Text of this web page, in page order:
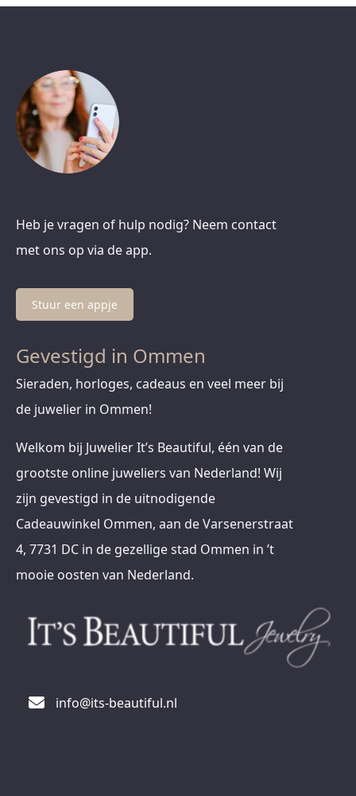
Heb je vragen of hulp nodig? Neem contact
met ons op via de app.
Stuur een appje
Gevestigd in Ommen
Sieraden, horloges, cadeaus en veel meer bij
de juwelier in Ommen!
Welkom bij Juwelier It’s Beautiful, één van de
grootste online juweliers van Nederland! Wij
zijn gevestigd in de uitnodigende
Cadeauwinkel Ommen, aan de Varsenerstraat
4, 7731 DC in de gezellige stad Ommen in ’t
mooie oosten van Nederland.
info@its-beautiful.nl